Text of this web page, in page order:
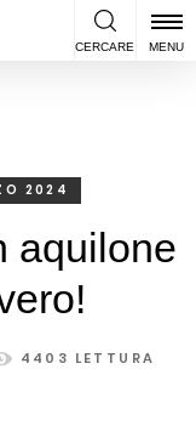
CERCARE MENU
2024
aquilone
4403 LETTURA